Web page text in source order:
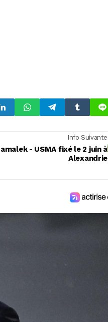
Info Suivante
- USMA fixé le 2 juin à
Alexandrie